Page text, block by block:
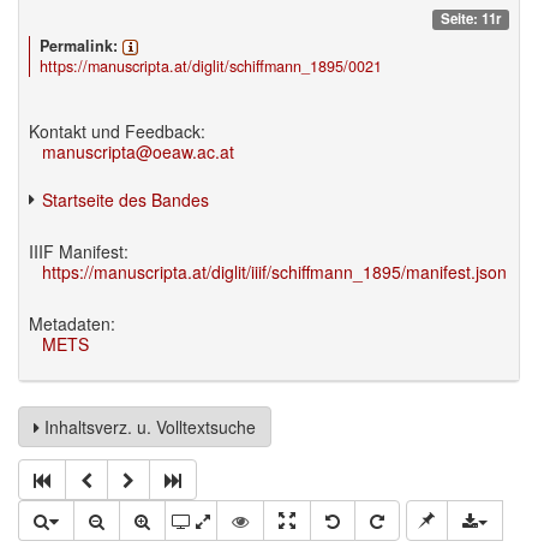
Seite: 11r
Permalink:
https://manuscripta.at/diglit/schiffmann_1895/0021
Kontakt und Feedback:
manuscripta@oeaw.ac.at
Startseite des Bandes
IIIF Manifest:
https://manuscripta.at/diglit/iiif/schiffmann_1895/manifest.json
Metadaten:
METS
Inhaltsverz. u. Volltextsuche